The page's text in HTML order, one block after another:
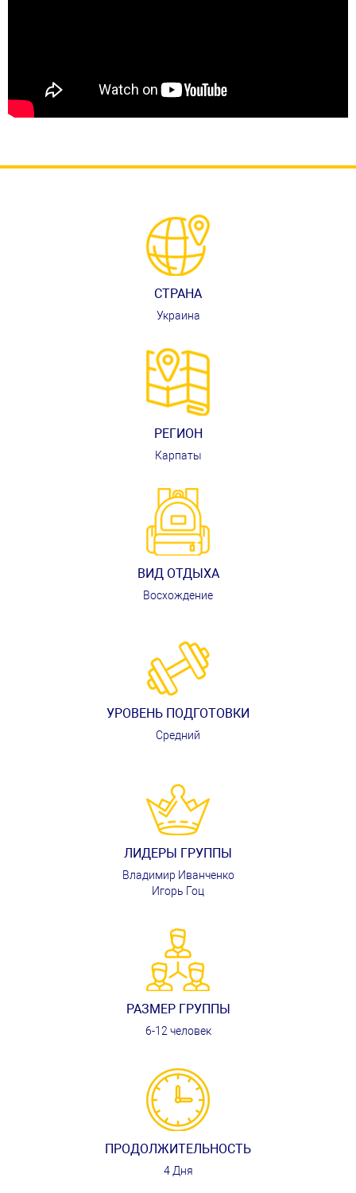
СТРАНА
Украина
РЕГИОН
Карпаты
ВИД ОТДЫХА
Восхождение
УРОВЕНЬ ПОДГОТОВКИ
Средний
ЛИДЕРЫ ГРУППЫ
Владимир Иванченко
Игорь Гоц
РАЗМЕР ГРУППЫ
6-12 человек
ПРОДОЛЖИТЕЛЬНОСТЬ
4 Дня